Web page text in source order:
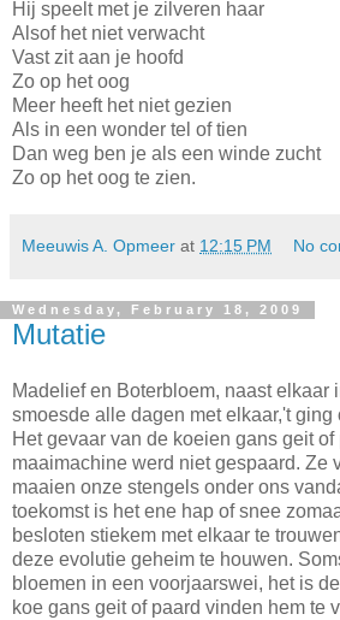
Hij speelt met je zilveren haar
Alsof het niet verwacht
Vast zit aan je hoofd
Zo op het oog
Meer heeft het niet gezien
Als in een wonder tel of tien
Dan weg ben je als een winde zucht
Zo op het oog te zien.
Meeuwis A. Opmeer at 12:15 PM No
Wednesday, February 18, 2009
Mutatie
Madelief en Boterbloem, naast elkaar
smoesde alle dagen met elkaar,'t ging
Het gevaar van de koeien gans geit
maaimachine werd niet gespaard. Ze
maaien onze stengels onder ons
toekomst is het ene hap of snee
besloten stiekem met elkaar te
deze evolutie geheim te houwen.
bloemen in een voorjaarswei, het is
koe gans geit of paard vinden hem te